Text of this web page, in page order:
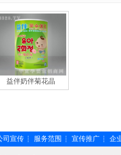
益伴奶伴菊花晶
司宣传 ┆ 服务范围 ┆ 宣传推广 ┆ 企